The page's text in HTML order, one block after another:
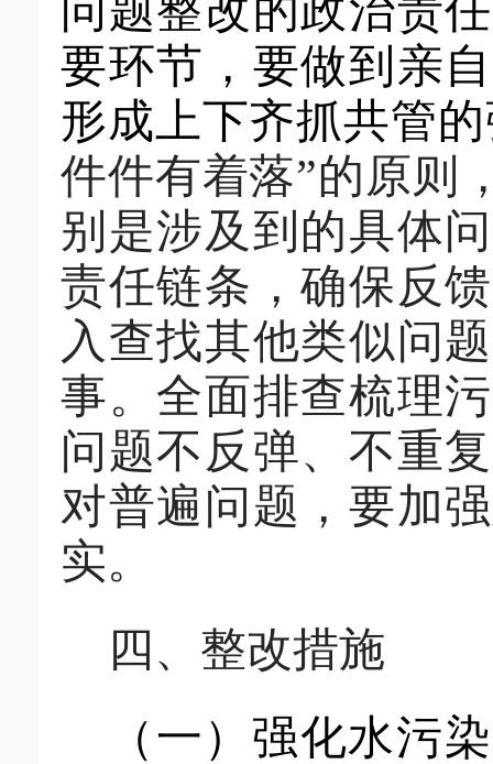
问题整改的政治责
要环节，要做到亲
形成上下齐抓共管
件件有着落”的原则
别是涉及到的具体
责任链条，确保反
入查找其他类似问
事。全面排查梳理
问题不反弹、不重复
对普遍问题，要加
实。
四、整改措施
（一） 强化水污